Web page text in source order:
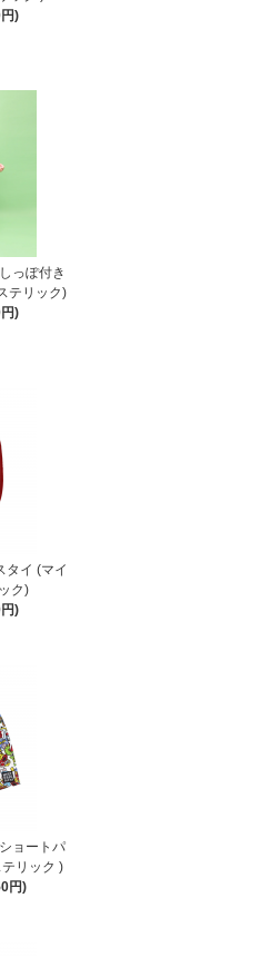
)
っぽ付き
テリック)
)
タイ (マイ
ク)
)
ョートパ
リック )
円)